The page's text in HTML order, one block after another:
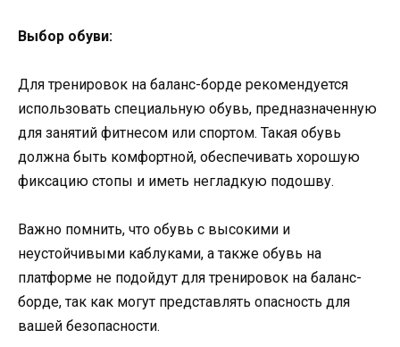
Выбор обуви:
Для тренировок на баланс-борде рекомендуется
использовать специальную обувь, предназначенную
для занятий фитнесом или спортом. Такая обувь
должна быть комфортной, обеспечивать хорошую
фиксацию стопы и иметь негладкую подошву.
Важно помнить, что обувь с высокими и
неустойчивыми каблуками, а также обувь на
платформе не подойдут для тренировок на баланс-
борде, так как могут представлять опасность для
вашей безопасности.